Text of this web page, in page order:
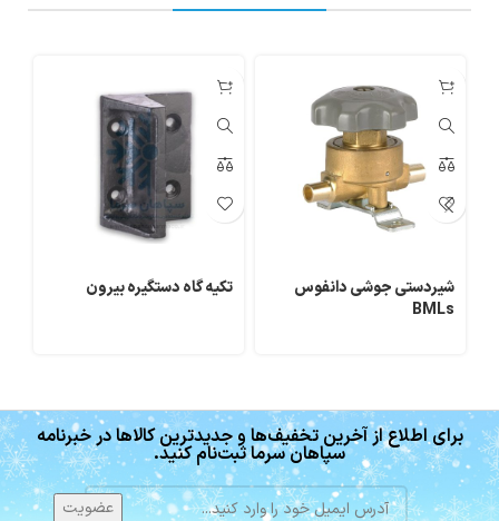
شیردستی جوشی دانفوس
BMLs
تکیه گاه دستگیره بیرون
برای اطلاع از آخرین تخفیف‌ها و جدیدترین کالاها در خبرنامه
سپاهان سرما ثبت‌نام کنید.